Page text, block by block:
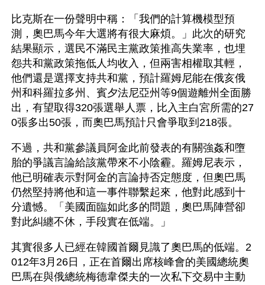
比克斯在一份聲明中稱：「我們的計算機模型預
測，奧巴馬今年大選將有很大麻煩。」此次的研究
結果顯示，選民不滿民主黨政策推高失業率，也埋
怨共和黨政策拖低人均收入，但兩害相權取其輕，
他們還是選擇支持共和黨，預計羅姆尼能在俄亥俄
州和科羅拉多州、賓夕法尼亞州等9個遊離州全面勝
出，有望取得320張選舉人票，比入主白宮所需的27
0張多出50張，而奧巴馬預計只會爭取到218張。
不過，共和黨參議員阿金此前發表的有關強姦和墮
胎的爭議言論給該黨帶來不小陰霾。羅姆尼表示，
他已明確表示對阿金的言論持否定態度，但奧巴馬
仍然堅持將他和這一事件聯繫起來，他對此感到十
分遺憾。「美國面臨如此多的問題，奧巴馬陣營卻
對此糾纏不休，手段實在低端。」
其實很多人已經在韓國首爾見識了奧巴馬的低端。2
012年3月26日，正在首爾出席核峰會的美國總統奧
巴馬在與俄總統梅德韋傑夫的一次私下交易中主動